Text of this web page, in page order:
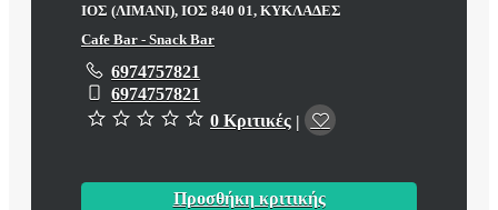
ΙΟΣ (ΛΙΜΑΝΙ), ΙΟΣ 840 01, ΚΥΚΛΑΔΕΣ
Cafe Bar - Snack Bar
6974757821
6974757821
0 Κριτικές |
Προσθήκη κριτικής